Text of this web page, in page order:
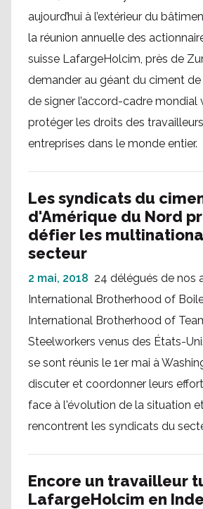
aujourd’hui à l’extérieur du
la réunion annuelle des
suisse LafargeHolcim, près de
demander au géant du ciment
de signer l’accord-cadre mondial
protéger les droits des
entreprises dans le monde entier.
Les syndicats du
d'Amérique du Nord
défier les
secteur
2 mai, 2018 24 délégués de nos
International Brotherhood of
International Brotherhood of
Steelworkers venus des États-
se sont réunis le 1er mai à
discuter et coordonner leurs
face à l'évolution de la situation
rencontrent les syndicats du
Encore un travailleur
LafargeHolcim en Inde